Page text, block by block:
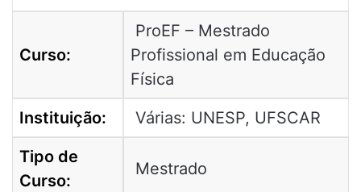
Curso:
ProEF – Mestrado
Profissional em Educação
Física
Instituição:
Várias: UNESP, UFSCAR
Tipo de
Curso:
Mestrado